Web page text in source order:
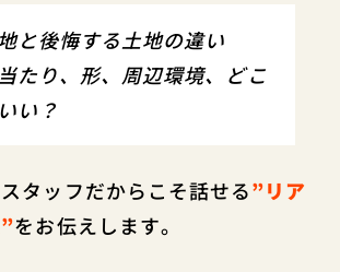
と後悔する土地の違い
たり、形、周辺環境、どこ
い？
タッフだからこそ話せる”リア
をお伝えします。